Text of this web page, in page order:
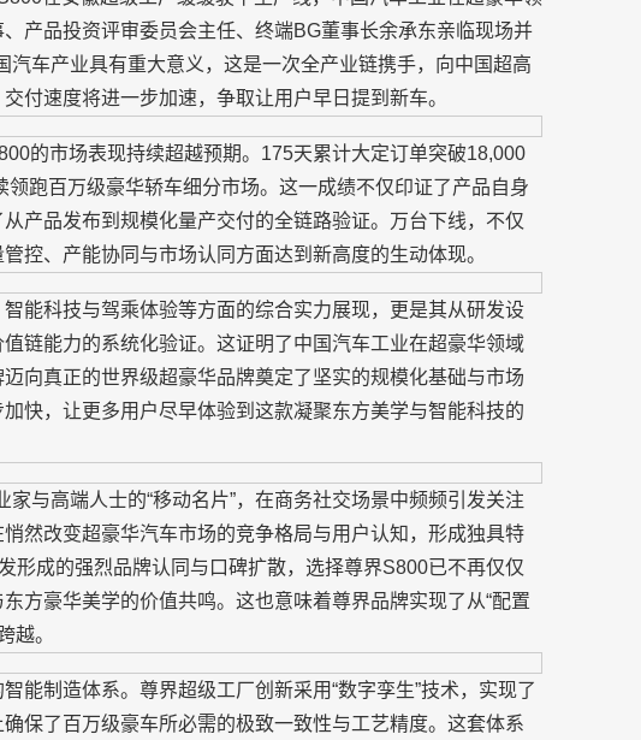
产品投资评审委员会主任、终端BG董事长余承东亲临现场并
车产业具有重大意义，这是一次全产业链携手，向中国超高
付速度将进一步加速，争取让用户早日提到新车。
的市场表现持续超越预期。175天累计大定订单突破18,000
跑百万级豪华轿车细分市场。这一成绩不仅印证了产品自身
产品发布到规模化量产交付的全链路验证。万台下线，不仅
控、产能协同与市场认同方面达到新高度的生动体现。
能科技与驾乘体验等方面的综合实力展现，更是其从研发设
链能力的系统化验证。这证明了中国汽车工业在超豪华领域
向真正的世界级超豪华品牌奠定了坚实的规模化基础与市场
快，让更多用户尽早体验到这款凝聚东方美学与智能科技的
与高端人士的“移动名片”，在商务社交场景中频频引发关注
然改变超豪华汽车市场的竞争格局与用户认知，形成独具特
形成的强烈品牌认同与口碑扩散，选择尊界S800已不再仅仅
方豪华美学的价值共鸣。这也意味着尊界品牌实现了从“配置
越。
能制造体系。尊界超级工厂创新采用“数字孪生”技术，实现了
保了百万级豪车所必需的极致一致性与工艺精度。这套体系